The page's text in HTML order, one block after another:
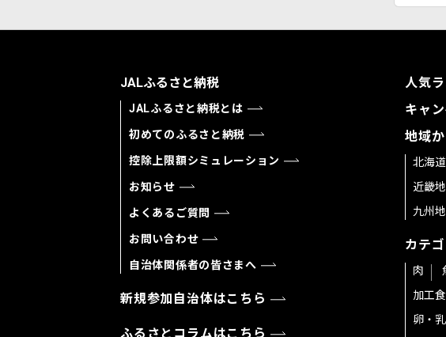
JALふるさと納税
JALふるさと納税とは
初めてのふるさと納税
控除上限額シミュレーション
お知らせ
よくあるご質問
お問い合わせ
自治体関係者の皆さまへ
新規参加自治体はこちら
ふるさとコラムはこちら
人気
キャ
地域
北海道
近畿
九州
カテ
肉
加工
卵・